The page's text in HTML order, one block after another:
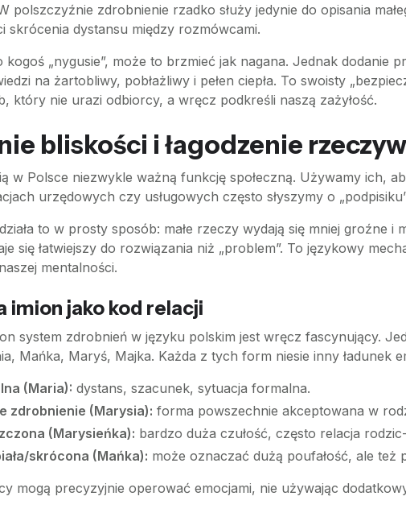
polszczyźnie zdrobnienie rzadko służy jedynie do opisania
skrócenia dystansu między rozmówcami.
kogoś „nygusie”, może to brzmieć jak nagana. Jednak dodanie
na żartobliwy, pobłażliwy i pełen ciepła. To swoisty
który nie urazi odbiorcy, a wręcz podkreśli naszą zażyłość.
bliskości i łagodzenie
w Polsce niezwykle ważną funkcję społeczną. Używamy ich,
urzędowych czy usługowych często słyszymy o
to w prosty sposób: małe rzeczy wydają się mniej groźne i
się łatwiejszy do rozwiązania niż „problem”. To językowy
mentalności.
imion jako kod relacji
system zdrobnień w języku polskim jest wręcz fascynujący.
Mańka, Maryś, Majka. Każda z tych form niesie inny ładunek
(Maria): dystans, szacunek, sytuacja formalna.
zdrobnienie (Marysia): forma powszechnie akceptowana w
(Marysieńka): bardzo duża czułość, często relacja
skrócona (Mańka): może oznaczać dużą poufałość, ale też
mogą precyzyjnie operować emocjami, nie używając